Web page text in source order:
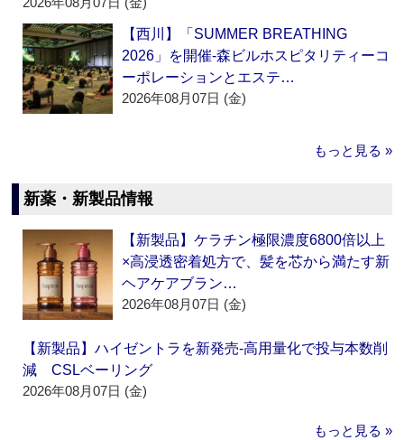
【西川】「SUMMER BREATHING
2026」を開催‐森ビルホスピタリティーコ
ーポレーションとエステ…
2026年08月07日 (金)
もっと見る »
新薬・新製品情報
【新製品】ケラチン極限濃度6800倍以上
×高浸透密着処方で、髪を芯から満たす新
ヘアケアブラン…
2026年08月07日 (金)
【新製品】ハイゼントラを新発売‐高用量化で投与本数削
減 CSLベーリング
2026年08月07日 (金)
もっと見る »